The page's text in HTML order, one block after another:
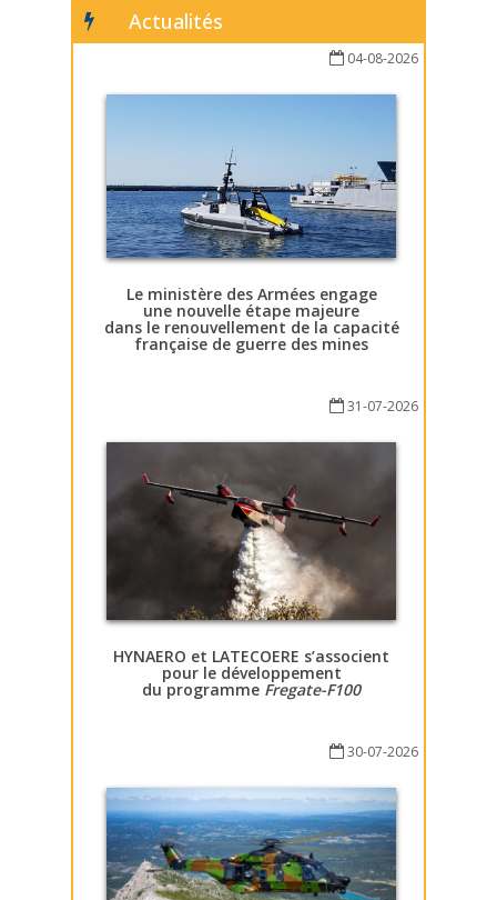
Actualités
04-08-2026
Le ministère des Armées engage
une nouvelle étape majeure
dans le renouvellement de la capacité
française de guerre des mines
31-07-2026
HYNAERO et LATECOERE s’associent
pour le développement
du programme Fregate-F100
30-07-2026